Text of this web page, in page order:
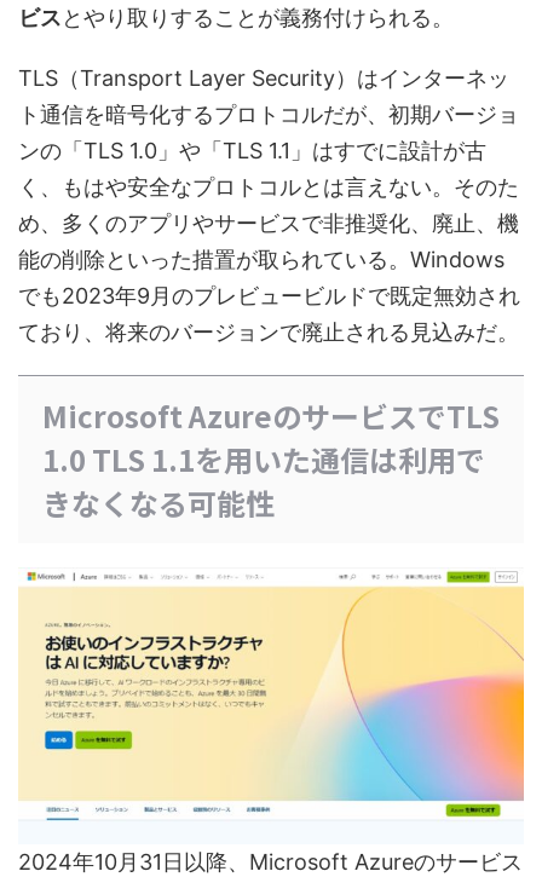
ビスとやり取りすることが義務付けられる。
TLS（Transport Layer Security）はインターネッ
ト通信を暗号化するプロトコルだが、初期バージョ
ンの「TLS 1.0」や「TLS 1.1」はすでに設計が古
く、もはや安全なプロトコルとは言えない。そのた
め、多くのアプリやサービスで非推奨化、廃止、機
能の削除といった措置が取られている。Windows
でも2023年9月のプレビュービルドで既定無効され
ており、将来のバージョンで廃止される見込みだ。
Microsoft AzureのサービスでTLS
1.0 TLS 1.1を用いた通信は利用で
きなくなる可能性
2024年10月31日以降、Microsoft Azureのサービス